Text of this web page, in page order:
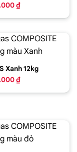
₫
Xanh 12kg
₫